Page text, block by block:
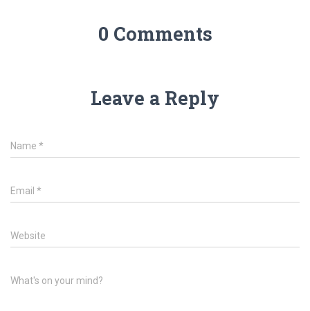
0 Comments
Leave a Reply
Name *
Email *
Website
What's on your mind?